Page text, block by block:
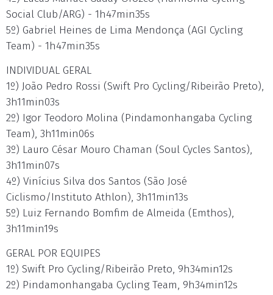
Social Club/ARG) - 1h47min35s
5º) Gabriel Heines de Lima Mendonça (AGI Cycling
Team) - 1h47min35s
INDIVIDUAL GERAL
1º) João Pedro Rossi (Swift Pro Cycling/Ribeirão Preto),
3h11min03s
2º) Igor Teodoro Molina (Pindamonhangaba Cycling
Team), 3h11min06s
3º) Lauro César Mouro Chaman (Soul Cycles Santos),
3h11min07s
4º) Vinícius Silva dos Santos (São José
Ciclismo/Instituto Athlon), 3h11min13s
5º) Luiz Fernando Bomfim de Almeida (Emthos),
3h11min19s
GERAL POR EQUIPES
1º) Swift Pro Cycling/Ribeirão Preto, 9h34min12s
2º) Pindamonhangaba Cycling Team, 9h34min12s